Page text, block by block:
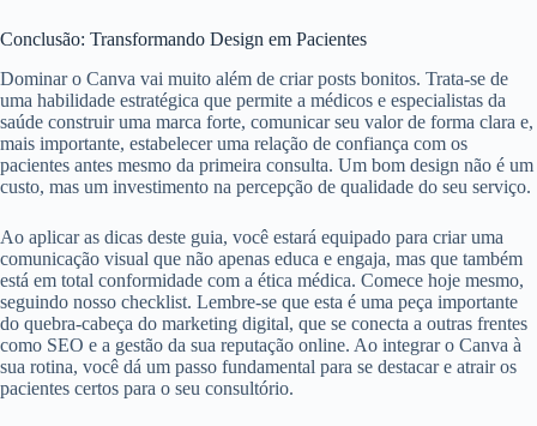
Conclusão: Transformando Design em Pacientes
Dominar o Canva vai muito além de criar posts bonitos. Trata-se de
uma habilidade estratégica que permite a médicos e especialistas da
saúde construir uma marca forte, comunicar seu valor de forma clara e,
mais importante, estabelecer uma relação de confiança com os
pacientes antes mesmo da primeira consulta. Um bom design não é um
custo, mas um investimento na percepção de qualidade do seu serviço.
Ao aplicar as dicas deste guia, você estará equipado para criar uma
comunicação visual que não apenas educa e engaja, mas que também
está em total conformidade com a ética médica. Comece hoje mesmo,
seguindo nosso checklist. Lembre-se que esta é uma peça importante
do quebra-cabeça do marketing digital, que se conecta a outras frentes
como SEO e a gestão da sua reputação online. Ao integrar o Canva à
sua rotina, você dá um passo fundamental para se destacar e atrair os
pacientes certos para o seu consultório.